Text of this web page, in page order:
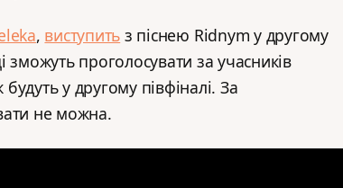
, виступить з піснею Ridnym у другому
зможуть проголосувати за учасників
у другому півфіналі. За
не можна.